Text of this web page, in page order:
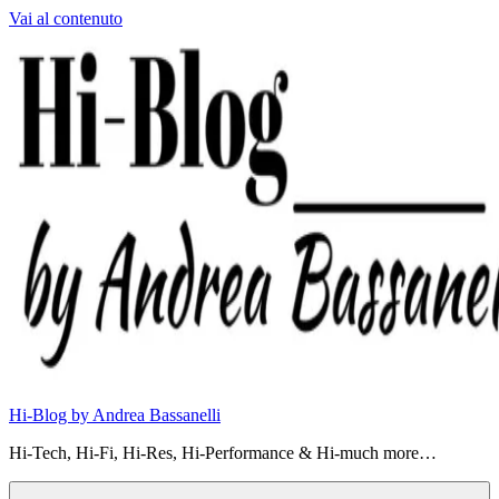
Vai al contenuto
Hi-Blog by Andrea Bassanelli
Hi-Tech, Hi-Fi, Hi-Res, Hi-Performance & Hi-much more…